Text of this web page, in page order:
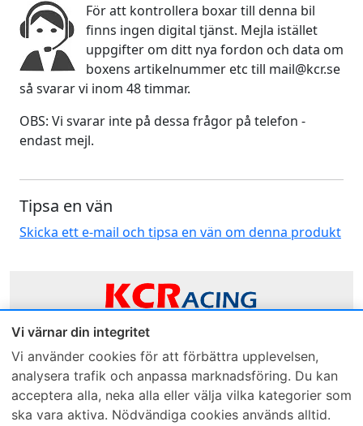
Vi värnar din integritet
Vi använder cookies för att förbättra upplevelsen,
analysera trafik och anpassa marknadsföring. Du kan
acceptera alla, neka alla eller välja vilka kategorier som
ska vara aktiva. Nödvändiga cookies används alltid.
För att kontrollera boxar till denna bil
finns ingen digital tjänst. Mejla istället
uppgifter om ditt nya fordon och data om
boxens artikelnummer etc till mail@kcr.se
så svarar vi inom 48 timmar.
OBS: Vi svarar inte på dessa frågor på telefon -
endast mejl.
Tipsa en vän
Skicka ett e-mail och tipsa en vän om denna produkt
Sveriges mest sålda dieselbox
Kontakta KCR
Om KCR/Garantier
Återförsäljare
Sök KCR-box